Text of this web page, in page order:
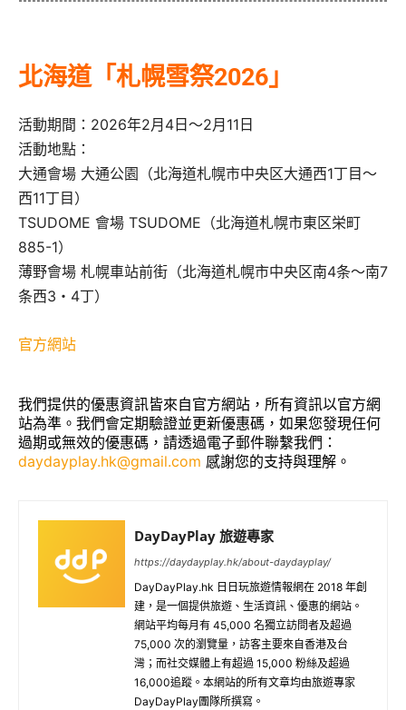
北海道「札幌雪祭2026」
活動期間：2026年2月4日～2月11日
活動地點：
大通會場 大通公園（北海道札幌市中央区大通西1丁目～
西11丁目）
TSUDOME 會場 TSUDOME（北海道札幌市東区栄町
885-1）
薄野會場 札幌車站前街（北海道札幌市中央区南4条～南7
条西3・4丁）
官方網站
我們提供的優惠資訊皆來自官方網站，所有資訊以官方網
站為準。我們會定期驗證並更新優惠碼，如果您發現任何
過期或無效的優惠碼，請透過電子郵件聯繫我們：
daydayplay.hk@gmail.com 感謝您的支持與理解。
DayDayPlay 旅遊專家
https://daydayplay.hk/about-daydayplay/
DayDayPlay.hk 日日玩旅遊情報網在 2018 年創
建，是一個提供旅遊、生活資訊、優惠的網站。
網站平均每月有 45,000 名獨立訪問者及超過
75,000 次的瀏覽量，訪客主要來自香港及台
灣；而社交媒體上有超過 15,000 粉絲及超過
16,000追蹤。本網站的所有文章均由旅遊專家
DayDayPlay團隊所撰寫。